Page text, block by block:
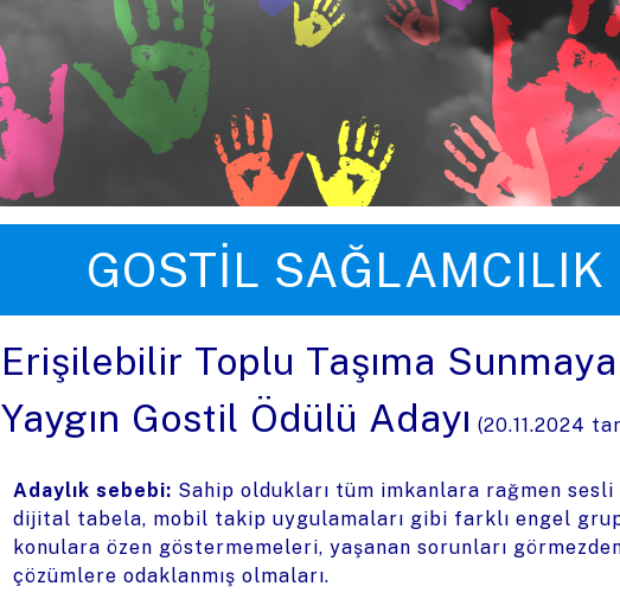
GOSTIL SAĞLAMCILIK
Erişilebilir Toplu Taşıma
Yaygın Gostil Ödülü Adayı (20.11.2024
Adaylık sebebi: Sahip oldukları tüm imkanlara rağmen
dijital tabela, mobil takip uygulamaları gibi farklı engel
konulara özen göstermemeleri, yaşanan sorunları
çözümlere odaklanmış olmaları.
Menüye zıpla